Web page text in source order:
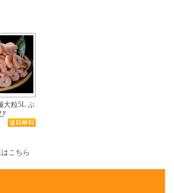
大粒5L ぷ
こちら